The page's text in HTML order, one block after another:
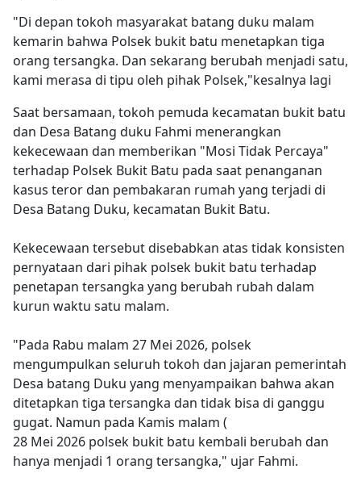
"Di depan tokoh masyarakat batang duku malam
kemarin bahwa Polsek bukit batu menetapkan tiga
orang tersangka. Dan sekarang berubah menjadi satu,
kami merasa di tipu oleh pihak Polsek,"kesalnya lagi
Saat bersamaan, tokoh pemuda kecamatan bukit batu
dan Desa Batang duku Fahmi menerangkan
kekecewaan dan memberikan "Mosi Tidak Percaya"
terhadap Polsek Bukit Batu pada saat penanganan
kasus teror dan pembakaran rumah yang terjadi di
Desa Batang Duku, kecamatan Bukit Batu.
‎Kekecewaan tersebut disebabkan atas tidak konsisten
pernyataan dari pihak polsek bukit batu terhadap
penetapan tersangka yang berubah rubah dalam
kurun waktu satu malam.
‎"Pada Rabu malam 27 Mei 2026, polsek
mengumpulkan seluruh tokoh dan jajaran pemerintah
Desa batang Duku yang menyampaikan bahwa akan
ditetapkan tiga tersangka dan tidak bisa di ganggu
gugat. Namun pada Kamis malam (
28 Mei 2026 polsek bukit batu kembali berubah dan
hanya menjadi 1 orang tersangka," ujar Fahmi.